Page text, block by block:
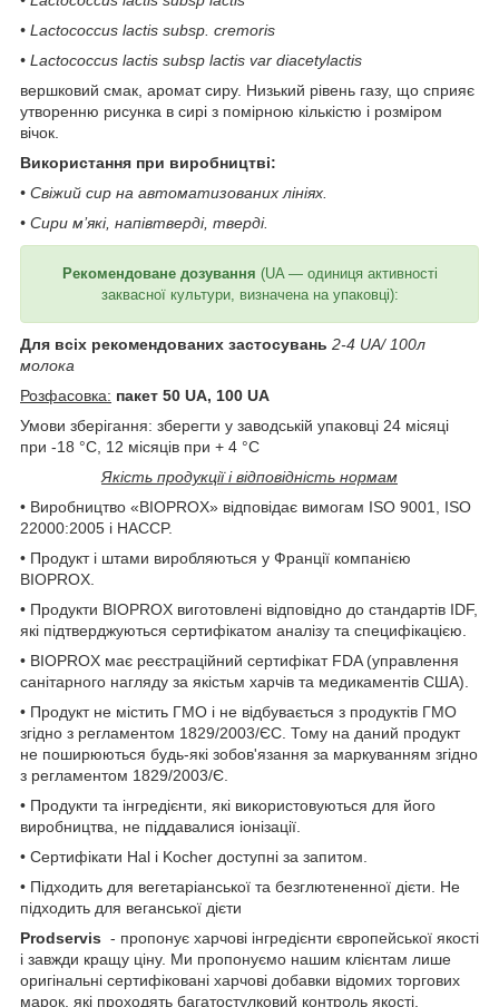
• Lactococcus lactis subsp. сremoris
• Lactococcus lactis subsp lactis var diacetylactis
вершковий смак, аромат сиру. Низький рівень газу, що сприяє
утворенню рисунка в сирі з помірною кількістю і розміром
вічок.
Використання при виробництві:
• Свіжий сир на автоматизованих лініях.
• Сири м’які, напівтверді, тверді.
Рекомендоване дозування (UA — одиниця активності
заквасної культури, визначена на упаковці):
Для всіх рекомендованих застосувань 2-4 UA/ 100л
молока
Розфасовка: пакет 50 UA, 100 UA
Умови зберігання: зберегти у заводській упаковці 24 місяці
при -18 °С, 12 місяців при + 4 °C
Якість продукції і відповідність нормам
• Виробництво «BIOPROX» відповідає вимогам ISO 9001, ISO
22000:2005 і НАССP.
• Продукт і штами виробляються у Франції компанією
BIOPROX.
• Продукти BIOPROX виготовлені відповідно до стандартів IDF,
які підтверджуються сертифікатом аналізу та специфікацією.
• BIOPROX має реєстраційний сертифікат FDA (управлення
санітарного нагляду за якістьм харчів та медикаментів США).
• Продукт не містить ГМО і не відбувається з продуктів ГМО
згідно з регламентом 1829/2003/ЄС. Тому на даний продукт
не поширюються будь-які зобов'язання за маркуванням згідно
з регламентом 1829/2003/Є.
• Продукти та інгредієнти, які використовуються для його
виробництва, не піддавалися іонізації.
• Сертифікати Hal і Kocher доступні за запитом.
• Підходить для вегетаріанської та безглютененної дієти. Не
підходить для веганської дієти
Prodservis - пропонує харчові інгредієнти європейської якості
і завжди кращу ціну. Ми пропонуємо нашим клієнтам лише
оригінальні сертифіковані харчові добавки відомих торгових
марок, які проходять багатостулковий контроль якості.